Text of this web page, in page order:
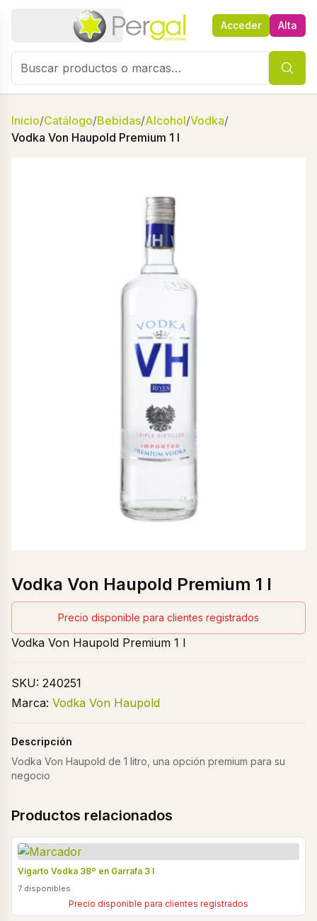
Acceder Alta
Inicio/Catálogo/Bebidas/Alcohol/Vodka/
Vodka Von Haupold Premium 1 l
Vodka Von Haupold Premium 1 l
Precio disponible para clientes registrados
Vodka Von Haupold Premium 1 l
SKU: 240251
Marca: Vodka Von Haupold
Descripción
Vodka Von Haupold de 1 litro, una opción premium para su
negocio
Productos relacionados
Vigarto Vodka 38º en Garrafa 3 l
7 disponibles
Precio disponible para clientes registrados